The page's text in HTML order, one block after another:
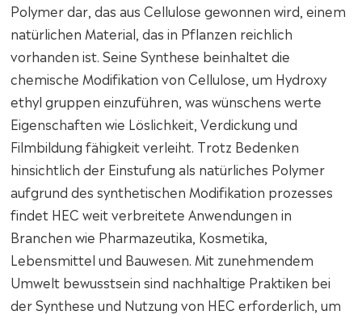
Polymer dar, das aus Cellulose gewonnen wird, einem
natürlichen Material, das in Pflanzen reichlich
vorhanden ist. Seine Synthese beinhaltet die
chemische Modifikation von Cellulose, um Hydroxy
ethyl gruppen einzuführen, was wünschens werte
Eigenschaften wie Löslichkeit, Verdickung und
Filmbildung fähigkeit verleiht. Trotz Bedenken
hinsichtlich der Einstufung als natürliches Polymer
aufgrund des synthetischen Modifikation prozesses
findet HEC weit verbreitete Anwendungen in
Branchen wie Pharmazeutika, Kosmetika,
Lebensmittel und Bauwesen. Mit zunehmendem
Umwelt bewusstsein sind nachhaltige Praktiken bei
der Synthese und Nutzung von HEC erforderlich, um